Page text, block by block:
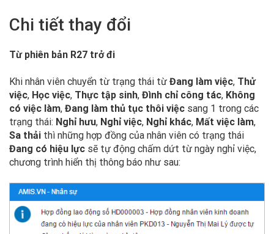
Chi tiết thay đổi
Từ phiên bản R27 trở đi
Khi nhân viên chuyển từ trạng thái từ Đang làm việc, Thử
việc, Học việc, Thực tập sinh, Đình chỉ công tác, Không
có việc làm, Đang làm thủ tục thôi việc sang 1 trong các
trạng thái: Nghỉ hưu, Nghỉ việc, Nghỉ khác, Mất việc làm,
Sa thải thì những hợp đồng của nhân viên có trạng thái
Đang có hiệu lực sẽ tự động chấm dứt từ ngày nghỉ việc,
chương trình hiển thị thông báo như sau: